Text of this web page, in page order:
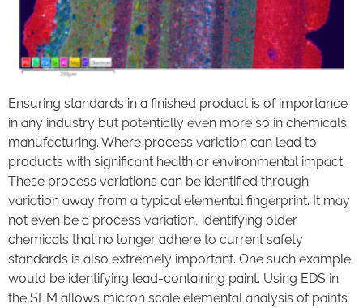
Ensuring standards in a finished product is of importance
in any industry but potentially even more so in chemicals
manufacturing. Where process variation can lead to
products with significant health or environmental impact.
These process variations can be identified through
variation away from a typical elemental fingerprint. It may
not even be a process variation, identifying older
chemicals that no longer adhere to current safety
standards is also extremely important. One such example
would be identifying lead-containing paint. Using EDS in
the SEM allows micron scale elemental analysis of paints